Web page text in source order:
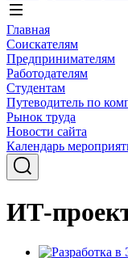
Главная
Соискателям
Предпринимателям
Работодателям
Студентам
Путеводитель по
Рынок труда
Новости сайта
Календарь
ИТ-